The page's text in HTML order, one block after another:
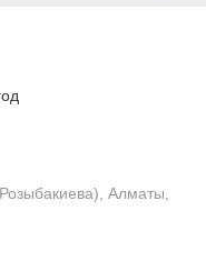
Алматы,